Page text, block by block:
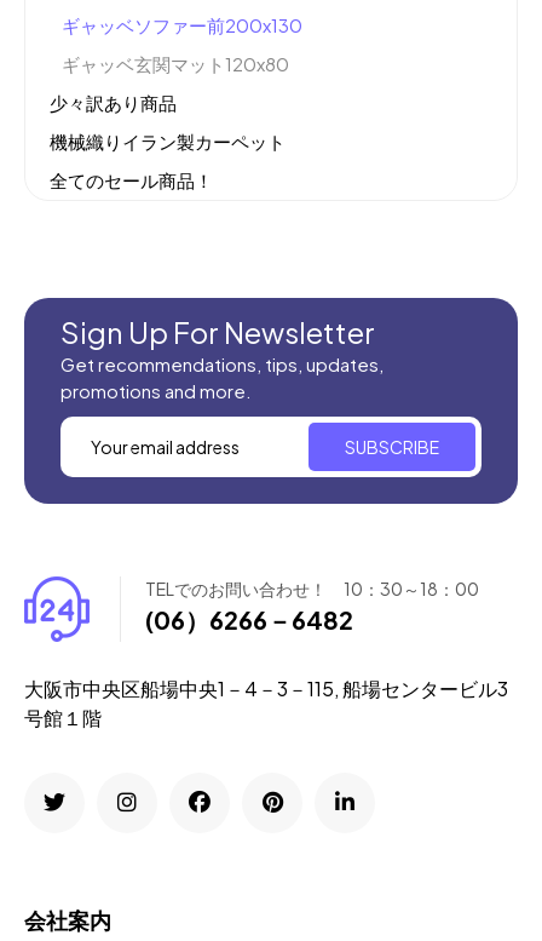
ギャッベソファー前200x130
ギャッベ玄関マット120x80
少々訳あり商品
機械織りイラン製カーペット
全てのセール商品！
Sign Up For Newsletter
Get recommendations, tips, updates,
promotions and more.
SUBSCRIBE
TELでのお問い合わせ！ 10：30～18：00
(06）6266－6482
大阪市中央区船場中央1－4－3－115, 船場センタービル3
号館１階
会社案内